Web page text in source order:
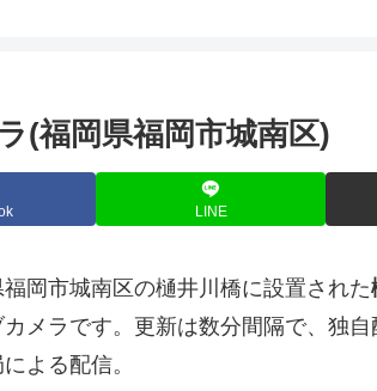
(福岡県福岡市城南区)
LINE
岡市城南区の樋井川橋に設置された
メラです。更新は数分間隔で、独
よる配信。